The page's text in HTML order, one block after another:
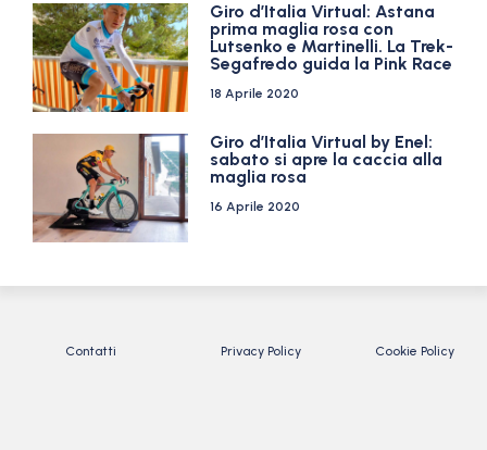
Giro d’Italia Virtual: Astana
prima maglia rosa con
Lutsenko e Martinelli. La Trek-
Segafredo guida la Pink Race
18 Aprile 2020
Giro d’Italia Virtual by Enel:
sabato si apre la caccia alla
maglia rosa
16 Aprile 2020
Contatti Privacy Policy Cookie Policy